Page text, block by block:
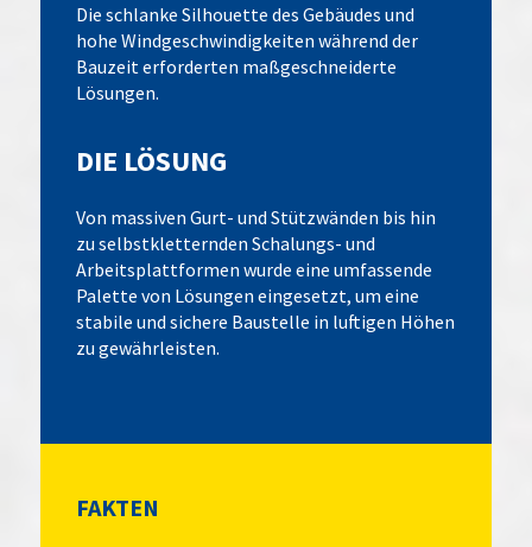
Die schlanke Silhouette des Gebäudes und
hohe Windgeschwindigkeiten während der
Bauzeit erforderten maßgeschneiderte
Lösungen.
DIE LÖSUNG
Von massiven Gurt- und Stützwänden bis hin
zu selbstkletternden Schalungs- und
Arbeitsplattformen wurde eine umfassende
Palette von Lösungen eingesetzt, um eine
stabile und sichere Baustelle in luftigen Höhen
zu gewährleisten.
FAKTEN